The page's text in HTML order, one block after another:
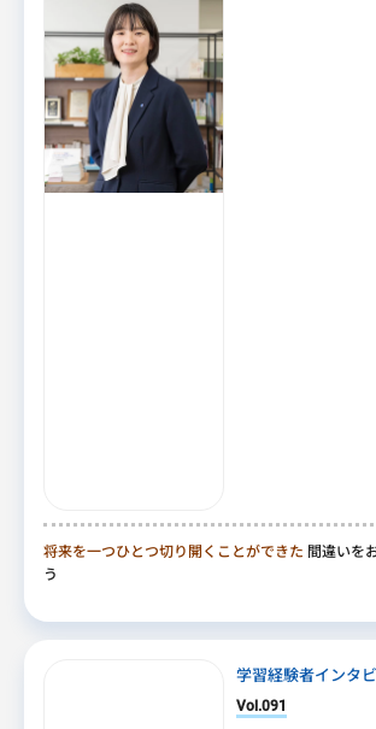
将来を一つひとつ切り開くことができた 間違いを
う
学習経験者インタ
Vol.091